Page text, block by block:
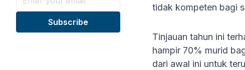
tidak kompeten bagi
Tinjauan tahun ini
hampir 70% murid
dari awal ini untuk